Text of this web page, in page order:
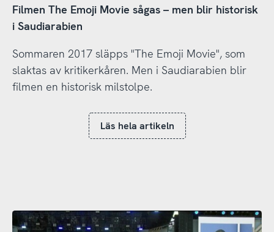
Filmen The Emoji Movie sågas – men blir historisk
i Saudiarabien
Sommaren 2017 släpps "The Emoji Movie", som
slaktas av kritikerkåren. Men i Saudiarabien blir
filmen en historisk milstolpe.
Läs hela artikeln